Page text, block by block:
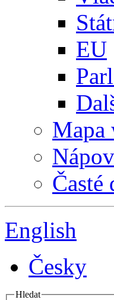
EU
Mapa
Časté
English
Česky
Hledat